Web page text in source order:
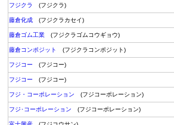
フジクラ (フジクラ)
藤倉化成 (フジクラカセイ)
藤倉ゴム工業 (フジクラゴムコウギョウ)
藤倉コンポジット (フジクラコンポジット)
フジコー (フジコー)
フジコー (フジコー)
フジ・コーポレーション (フジコーポレーション)
フジ･コーポレーション (フジコーポレーション)